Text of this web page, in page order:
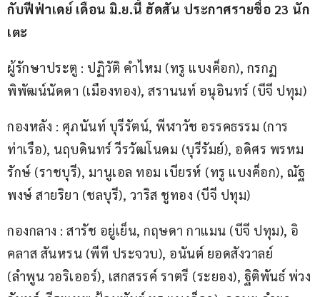
กับฟีฟ่าเดย์ เดือน มิ.ย.นี้ ฮัดสัน ประกาศรายชื่อ 23 นัก
เตะ
ผู้รักษาประตู : ปฏิวัติ คำไหม (ทรู แบงค็อก), กรกฏ
พิพัฒน์นัดดา (เมืองทอง), สรานนท์ อนุอินทร์ (บีจี ปทุม)
กองหลัง : ศุภนันท์ บุรีรัตน์, พีฬาวัช อรรคธรรม (การ
ท่าเรือ), นฤบดินทร์ วีรวัฒโนดม (บุรีรัมย์), อดิศร พรหม
รักษ์ (ราชบุรี), มานูเอล ทอม เบียรห์ (ทรู แบงค็อก), ณัฐ
พงษ์ สายริยา (ชลบุรี), วาริส ชูทอง (บีจี ปทุม)
กองกลาง : สารัช อยู่เย็น, กฤษดา กาแมน (บีจี ปทุม), อิ
คลาส สันหรน (พีที ประจวบ), อนันต์ ยอดสังวาลย์
(ลำพูน วอริเออร์), เสกสรรค์ ราตรี (ระยอง), ฐิติพันธ์ พ่วง